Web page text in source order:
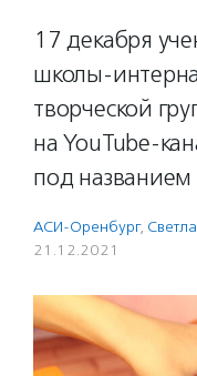
17 декабря
школы-
творческой
на YouTube-
под
АСИ-Оренбург,
21.12.2021